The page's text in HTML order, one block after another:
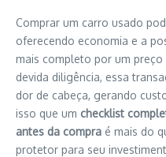
Comprar um carro usado
oferecendo economia e a
mais completo por um
devida diligência, essa
dor de cabeça, gerando
isso que um checklist
antes da compra é mais do
protetor para seu